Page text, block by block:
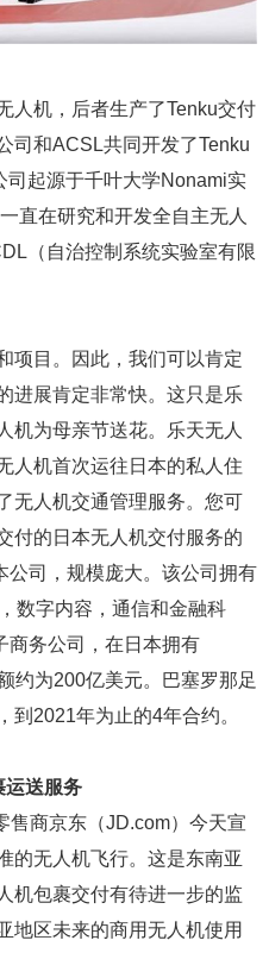
人机，后者生产了Tenku交付
司和ACSL共同开发了Tenku
起源于千叶大学Nonami实
直在研究和开发全自主无人
（自治控制系统实验室有限
项目。因此，我们可以肯定
进展肯定非常快。这只是乐
机为母亲节送花。乐天无人
人机首次运往日本的私人住
无人机交通管理服务。您可
付的日本无人机交付服务的
公司，规模庞大。该公司拥有
数字内容，通信和金融科
商务公司，在日本拥有
约为200亿美元。巴塞罗那足
到2021年为止的4年合约。
运送服务
售商京东（JD.com）今天宣
的无人机飞行。这是东南亚
机包裹交付有待进一步的监
地区未来的商用无人机使用